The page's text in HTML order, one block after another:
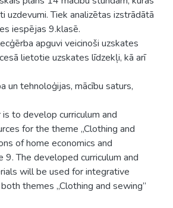
uzdevumi. Tiek analizētas izstrādātā
iespējas 9.klasē.
apguvi veicinoši uzskates
lietotie uzskates līdzekļi, kā arī
un tehnoloģijas, mācību saturs,
to develop curriculum and
for the theme „Clothing and
of home economics and
9. The developed curriculum and
will be used for integrative
themes „Clothing and sewing”